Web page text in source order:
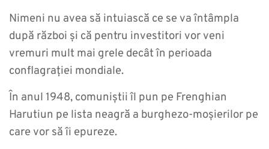
Nimeni nu avea să intuiască ce se va întâmpla
după război și că pentru investitori vor veni
vremuri mult mai grele decât în perioada
conflagrației mondiale.
În anul 1948, comuniștii îl pun pe Frenghian
Harutiun pe lista neagră a burghezo-moșierilor pe
care vor să îi epureze.